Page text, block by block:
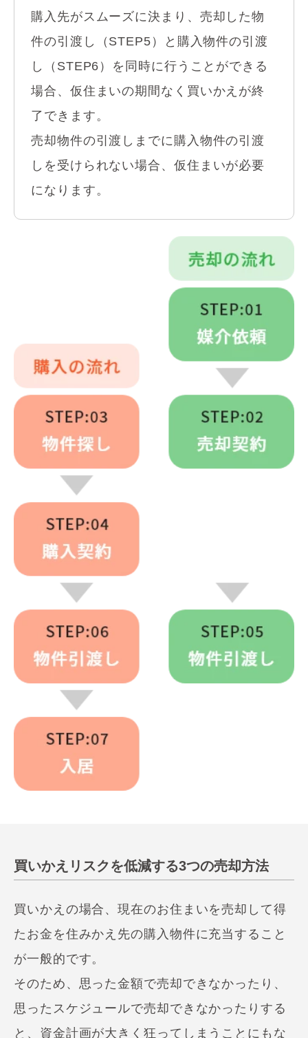
購入先がスムーズに決まり、売却した物
件の引渡し（STEP5）と購入物件の引渡
し（STEP6）を同時に行うことができる
場合、仮住まいの期間なく買いかえが終
了できます。
売却物件の引渡しまでに購入物件の引渡
しを受けられない場合、仮住まいが必要
になります。
買いかえリスクを低減する3つの売却方法
買いかえの場合、現在のお住まいを売却して得
たお金を住みかえ先の購入物件に充当すること
が一般的です。
そのため、思った金額で売却できなかったり、
思ったスケジュールで売却できなかったりする
と、資金計画が大きく狂ってしまうことにもな